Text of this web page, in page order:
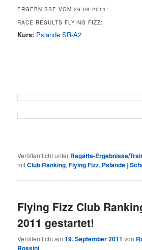
ERGEBNISSE VOM 26.09.2011:
RACE RESULTS FLYING FIZZ:
Kurs: Pslande SR-A2
Veröffentlicht unter Regatta-Ergebnisse/
mitClub Ranking,Flying Fizz, Pslande |
Flying Fizz Club
2011 gestartet!
Veröffentlicht am19. September 2011 von
Rossini